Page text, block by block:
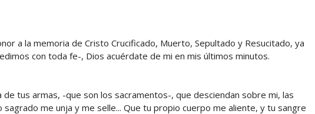
a la memoria de Cristo Crucificado, Muerto, Sepultado y Resucitado, ya
con toda fe-, Dios acuérdate de mi en mis últimos minutos.
de tus armas, -que son los sacramentos-, que desciendan sobre mi, las
sagrado me unja y me selle... Que tu propio cuerpo me aliente, y tu sangre